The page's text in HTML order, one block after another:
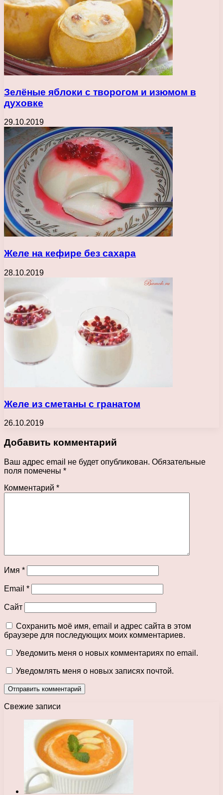
Зелёные яблоки с творогом и изюмом в
духовке
29.10.2019
Желе на кефире без сахара
28.10.2019
Желе из сметаны с гранатом
26.10.2019
Добавить комментарий
Ваш адрес email не будет опубликован. Обязательные
поля помечены *
Комментарий *
Имя *
Email *
Сайт
Сохранить моё имя, email и адрес сайта в этом
браузере для последующих моих комментариев.
Уведомить меня о новых комментариях по email.
Уведомлять меня о новых записях почтой.
Свежие записи